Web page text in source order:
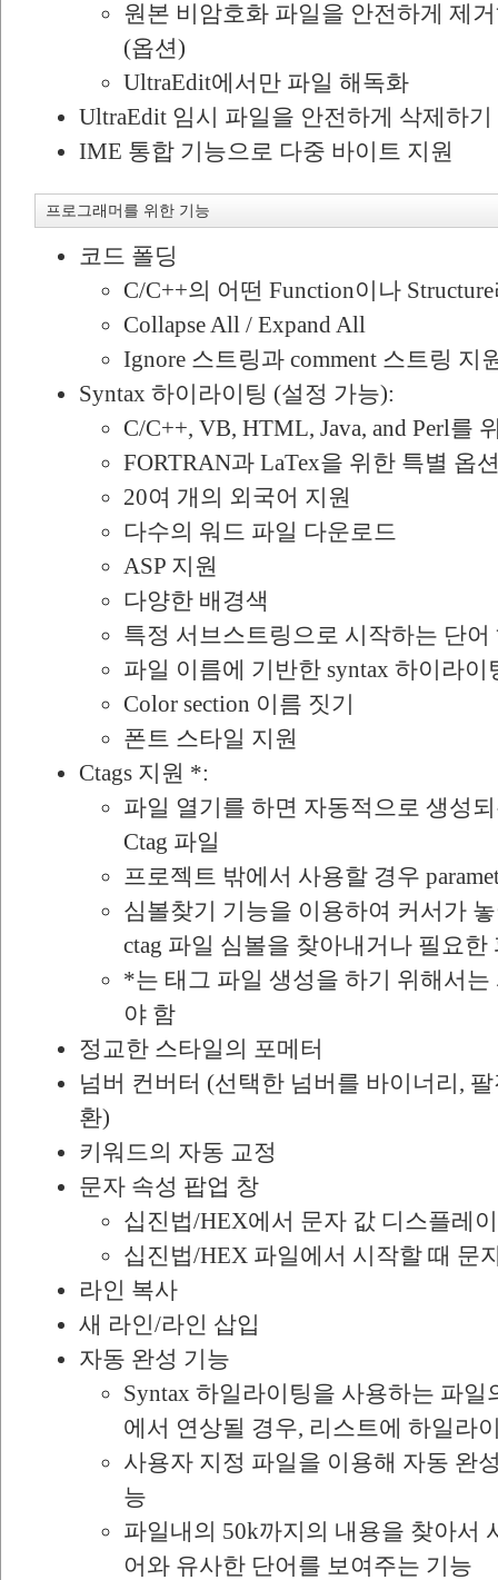
원본 비암호화 파일을 안전하게 제
(옵션)
UltraEdit에서만 파일 해독화
UltraEdit 임시 파일을 안전하게 삭제하
IME 통합 기능으로 다중 바이트 지원
프로그래머를 위한 기능
코드 폴딩
C/C++의 어떤 Function이나
Collapse All / Expand All
Ignore 스트링과 comment 스트링 지
Syntax 하이라이팅 (설정 가능):
C/C++, VB, HTML, Java, and Perl를
FORTRAN과 LaTex을 위한 특별 옵
20여 개의 외국어 지원
다수의 워드 파일 다운로드
ASP 지원
다양한 배경색
특정 서브스트링으로 시작하는 단
파일 이름에 기반한 syntax 하이라이
Color section 이름 짓기
폰트 스타일 지원
Ctags 지원 *:
파일 열기를 하면 자동적으로 생성
Ctag 파일
프로젝트 밖에서 사용할 경우
심볼찾기 기능을 이용하여 커서가
ctag 파일 심볼을 찾아내거나 필요
*는 태그 파일 생성을 하기 위해서는
야 함
정교한 스타일의 포메터
넘버 컨버터 (선택한 넘버를 바이너리,
환)
키워드의 자동 교정
문자 속성 팝업 창
십진법/HEX에서 문자 값 디스플레이
십진법/HEX 파일에서 시작할 때 문
라인 복사
새 라인/라인 삽입
자동 완성 기능
Syntax 하일라이팅을 사용하는 파일
에서 연상될 경우, 리스트에 하일라
사용자 지정 파일을 이용해 자동 완
능
파일내의 50k까지의 내용을 찾아서
어와 유사한 단어를 보여주는 기능